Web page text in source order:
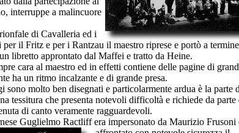
interruppe a malincuore
di Cavalleria ed i
per il Fritz e per i Rantzau il maestro riprese e portò a
libretto approntato dal Maffei e tratto da Heine.
cara al maestro ed in effetti contiene delle pagine di
ha un ritmo incalzante e di grande presa.
sono molto ben disegnati e particolarmente ardua è la parte
tessitura che presenta notevoli difficoltà e richiede da parte
di canto veramente ragguardevoli.
Guglielmo Ractliff era impersonato da Maurizio Frusoni